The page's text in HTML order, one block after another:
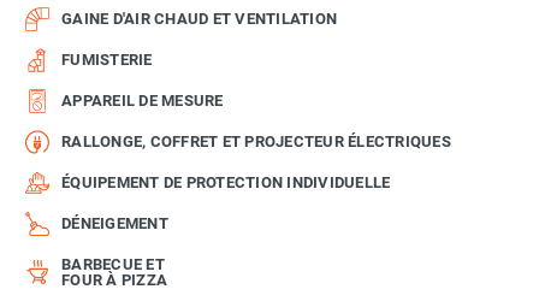
GAINE D'AIR CHAUD ET VENTILATION
FUMISTERIE
APPAREIL DE MESURE
RALLONGE, COFFRET ET PROJECTEUR ÉLECTRIQUES
ÉQUIPEMENT DE PROTECTION INDIVIDUELLE
DÉNEIGEMENT
BARBECUE ET
FOUR À PIZZA